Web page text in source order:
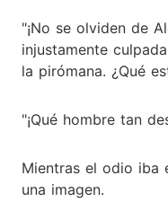
"¡No se olviden de
injustamente
la pirómana. ¿Qué
"¡Qué hombre tan
Mientras el odio iba
una imagen.